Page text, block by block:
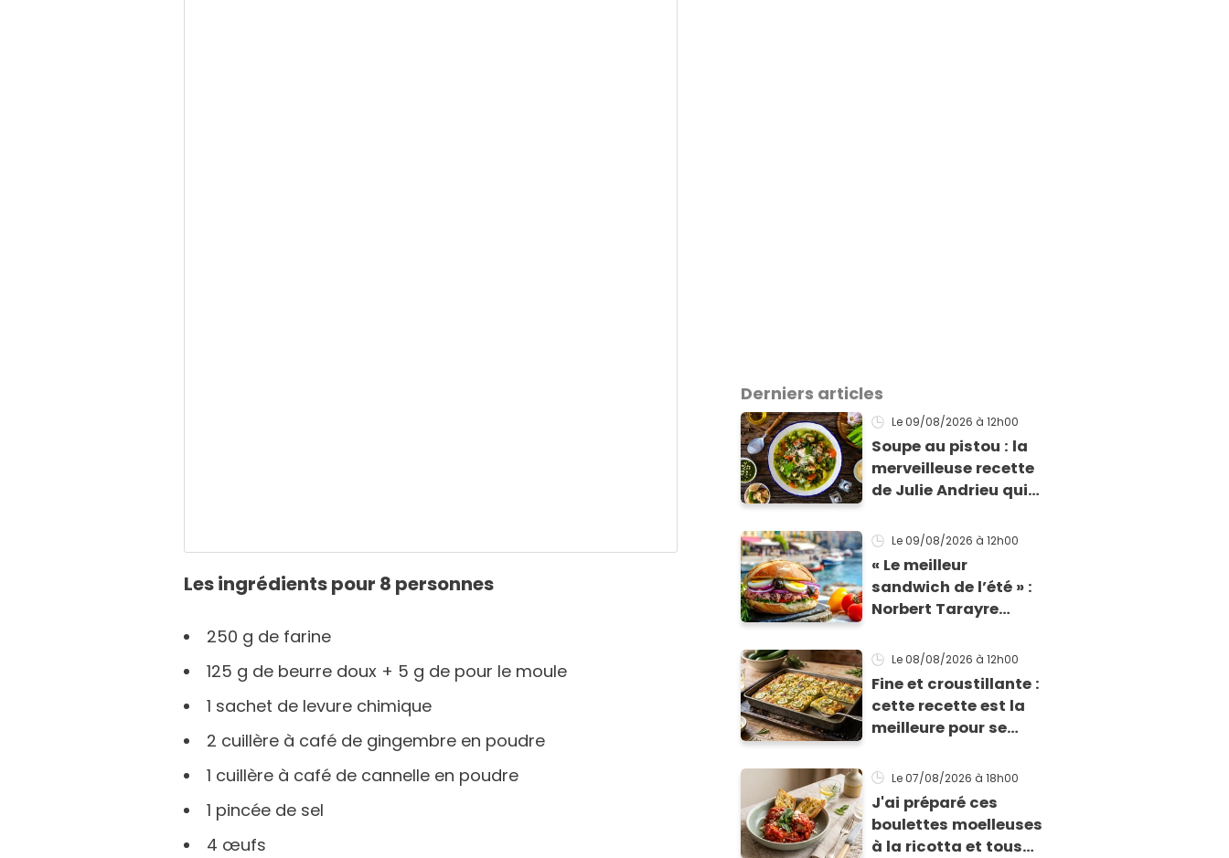
Les ingrédients pour 8 personnes
250 g de farine
125 g de beurre doux + 5 g de pour le moule
1 sachet de levure chimique
2 cuillère à café de gingembre en poudre
1 cuillère à café de cannelle en poudre
1 pincée de sel
4 œufs
Derniers articles
Le 09/08/2026 à 12h00
Soupe au pistou : la
merveilleuse recette
de Julie Andrieu qui
Le 09/08/2026 à 12h00
« Le meilleur
sandwich de l’été » :
Norbert Tarayre
Pan Bagnat ultra-
simple et irrésistible !
Le 08/08/2026 à 12h00
Fine et croustillante :
cette recette est la
meilleure pour se
avec des courgettes
en été
Le 07/08/2026 à 18h00
J'ai préparé ces
boulettes moelleuses
à la ricotta et tous